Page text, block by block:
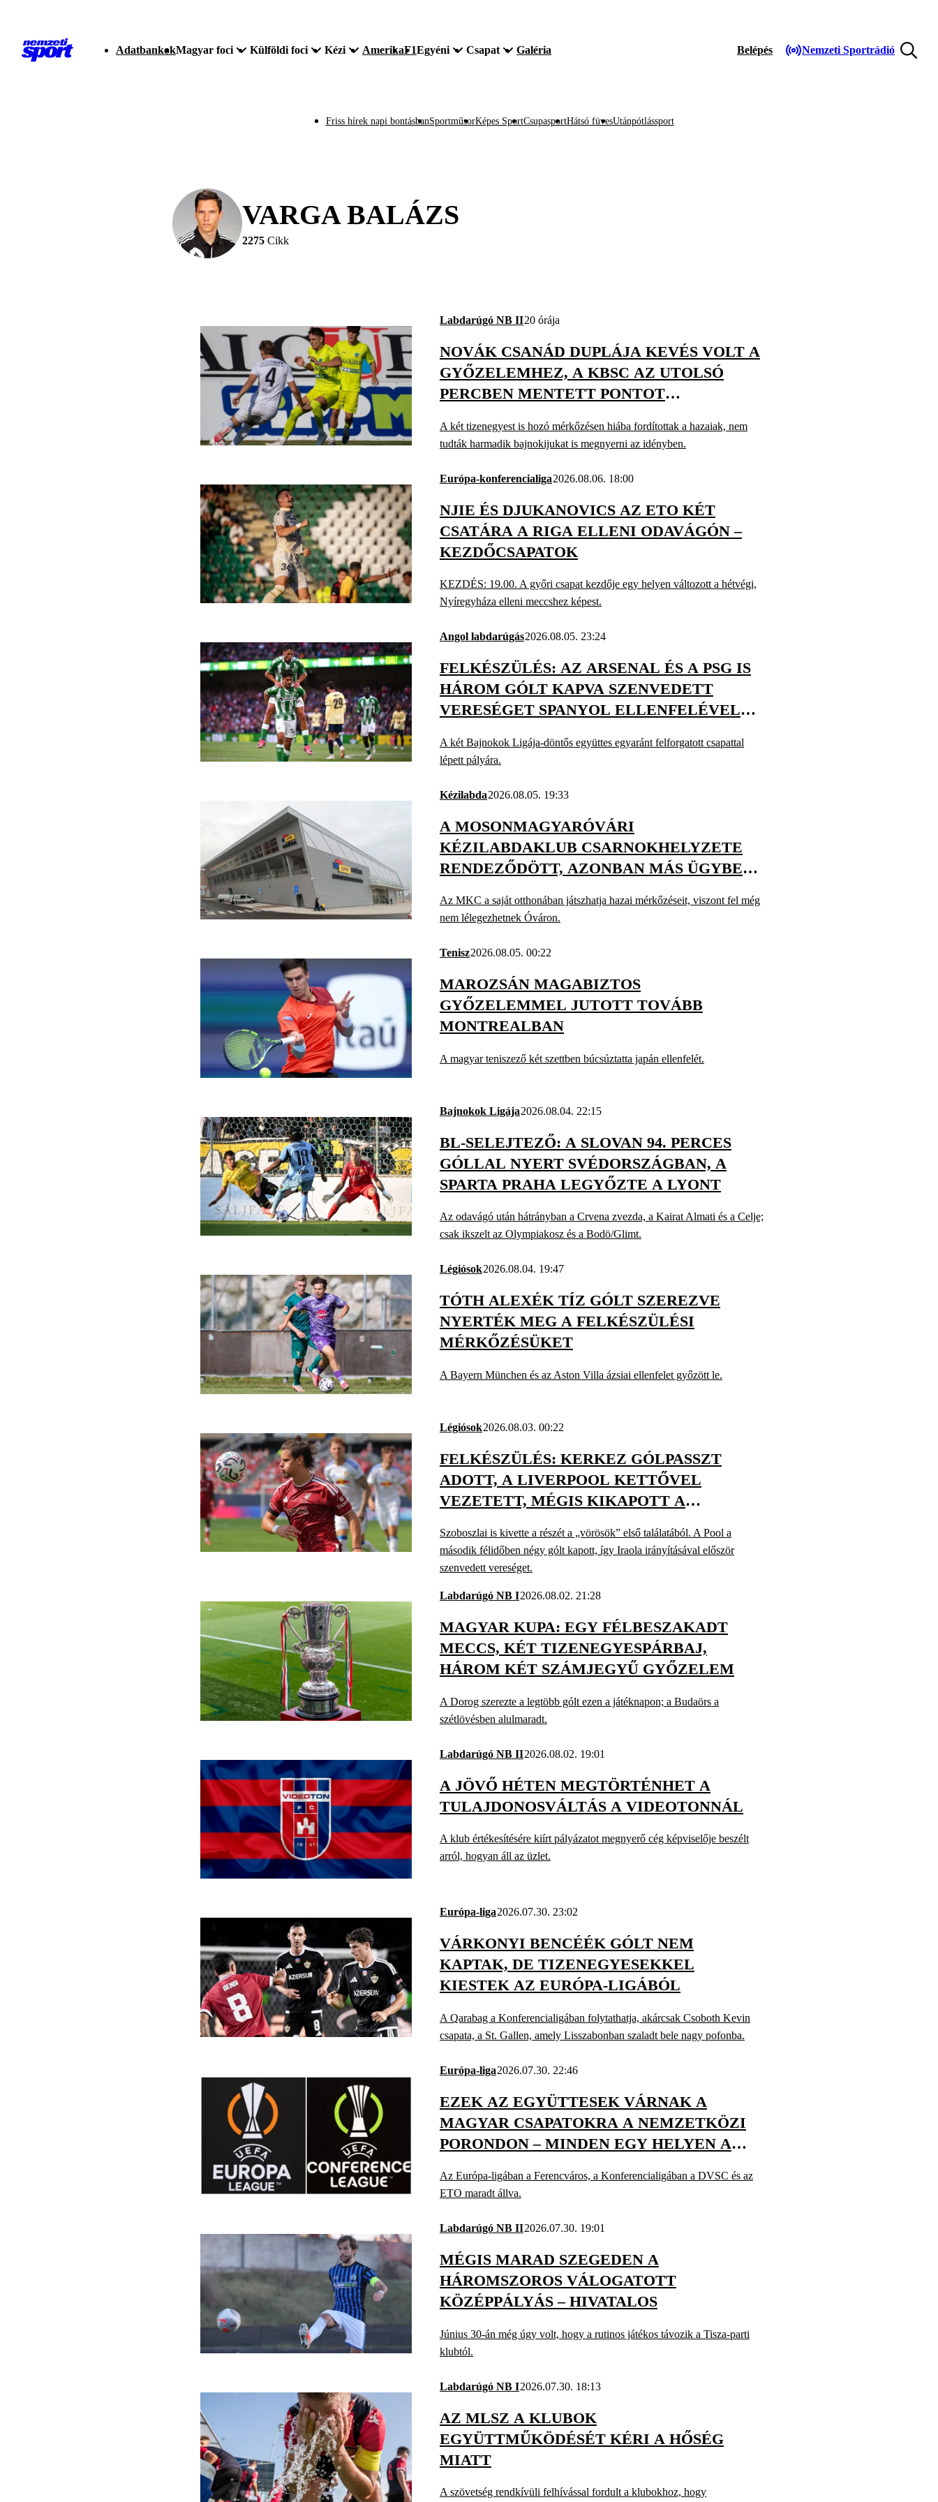
AdatbankokMagyar foci Külföldi foci Kézi AmerikaF1Egyéni Csapat Galéria Belépés Nemzeti Sportrádió
Friss hírek napi bontásbanSportműsorKépes SportCsupasportHátsó füvesUtánpótlássport
VARGA BALÁZS
2275 Cikk
Labdarúgó NB II20 órája
NOVÁK CSANÁD DUPLÁJA KEVÉS VOLT A
GYŐZELEMHEZ, A KBSC AZ UTOLSÓ
PERCBEN MENTETT PONTOT
A két tizenegyest is hozó mérkőzésen hiába fordítottak a hazaiak, nem
tudták harmadik bajnokijukat is megnyerni az idényben.
Európa-konferencialiga2026.08.06. 18:00
NJIE ÉS DJUKANOVICS AZ ETO KÉT
CSATÁRA A RIGA ELLENI ODAVÁGÓN –
KEZDŐCSAPATOK
KEZDÉS: 19.00. A győri csapat kezdője egy helyen változott a hétvégi,
Nyíregyháza elleni meccshez képest.
Angol labdarúgás2026.08.05. 23:24
FELKÉSZÜLÉS: AZ ARSENAL ÉS A PSG IS
HÁROM GÓLT KAPVA SZENVEDETT
VERESÉGET SPANYOL ELLENFELÉVEL
A két Bajnokok Ligája-döntős együttes egyaránt felforgatott csapattal
lépett pályára.
Kézilabda2026.08.05. 19:33
A MOSONMAGYARÓVÁRI
KÉZILABDAKLUB CSARNOKHELYZETE
RENDEZŐDÖTT, AZONBAN MÁS ÜGYBEN
Az MKC a saját otthonában játszhatja hazai mérkőzéseit, viszont fel még
nem lélegezhetnek Óváron.
Tenisz2026.08.05. 00:22
MAROZSÁN MAGABIZTOS
GYŐZELEMMEL JUTOTT TOVÁBB
MONTREALBAN
A magyar teniszező két szettben búcsúztatta japán ellenfelét.
Bajnokok Ligája2026.08.04. 22:15
BL-SELEJTEZŐ: A SLOVAN 94. PERCES
GÓLLAL NYERT SVÉDORSZÁGBAN, A
SPARTA PRAHA LEGYŐZTE A LYONT
Az odavágó után hátrányban a Crvena zvezda, a Kairat Almati és a Celje;
csak ikszelt az Olympiakosz és a Bodö/Glimt.
Légiósok2026.08.04. 19:47
TÓTH ALEXÉK TÍZ GÓLT SZEREZVE
NYERTÉK MEG A FELKÉSZÜLÉSI
MÉRKŐZÉSÜKET
A Bayern München és az Aston Villa ázsiai ellenfelet győzött le.
Légiósok2026.08.03. 00:22
FELKÉSZÜLÉS: KERKEZ GÓLPASSZT
ADOTT, A LIVERPOOL KETTŐVEL
VEZETETT, MÉGIS KIKAPOTT A
Szoboszlai is kivette a részét a „vörösök” első találatából. A Pool a
második félidőben négy gólt kapott, így Iraola irányításával először
szenvedett vereséget.
Labdarúgó NB I2026.08.02. 21:28
MAGYAR KUPA: EGY FÉLBESZAKADT
MECCS, KÉT TIZENEGYESPÁRBAJ,
HÁROM KÉT SZÁMJEGYŰ GYŐZELEM
A Dorog szerezte a legtöbb gólt ezen a játéknapon; a Budaörs a
szétlövésben alulmaradt.
Labdarúgó NB II2026.08.02. 19:01
A JÖVŐ HÉTEN MEGTÖRTÉNHET A
TULAJDONOSVÁLTÁS A VIDEOTONNÁL
A klub értékesítésére kiírt pályázatot megnyerő cég képviselője beszélt
arról, hogyan áll az üzlet.
Európa-liga2026.07.30. 23:02
VÁRKONYI BENCÉÉK GÓLT NEM
KAPTAK, DE TIZENEGYESEKKEL
KIESTEK AZ EURÓPA-LIGÁBÓL
A Qarabag a Konferencialigában folytathatja, akárcsak Csoboth Kevin
csapata, a St. Gallen, amely Lisszabonban szaladt bele nagy pofonba.
Európa-liga2026.07.30. 22:46
EZEK AZ EGYÜTTESEK VÁRNAK A
MAGYAR CSAPATOKRA A NEMZETKÖZI
PORONDON – MINDEN EGY HELYEN A
Az Európa-ligában a Ferencváros, a Konferencialigában a DVSC és az
ETO maradt állva.
Labdarúgó NB II2026.07.30. 19:01
MÉGIS MARAD SZEGEDEN A
HÁROMSZOROS VÁLOGATOTT
KÖZÉPPÁLYÁS – HIVATALOS
Június 30-án még úgy volt, hogy a rutinos játékos távozik a Tisza-parti
klubtól.
Labdarúgó NB I2026.07.30. 18:13
AZ MLSZ A KLUBOK
EGYÜTTMŰKÖDÉSÉT KÉRI A HŐSÉG
MIATT
A szövetség rendkívüli felhívással fordult a klubokhoz, hogy